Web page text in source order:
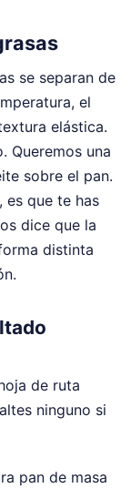
se separan de
el
elástica.
Queremos una
sobre el pan.
es que te has
dice que la
distinta
de ruta
ninguno si
pan de masa